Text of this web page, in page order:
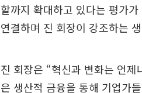
할까지 확대하고 있다는 평가
연결하며 진 회장이 강조하는
진 회장은 “혁신과 변화는 언
은 생산적 금융을 통해 기업가